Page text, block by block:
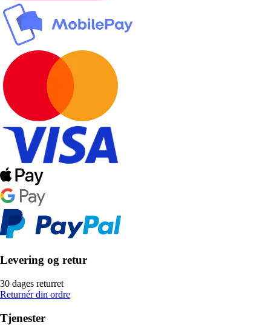
Levering og retur
30 dages returret
Returnér din ordre
Tjenester